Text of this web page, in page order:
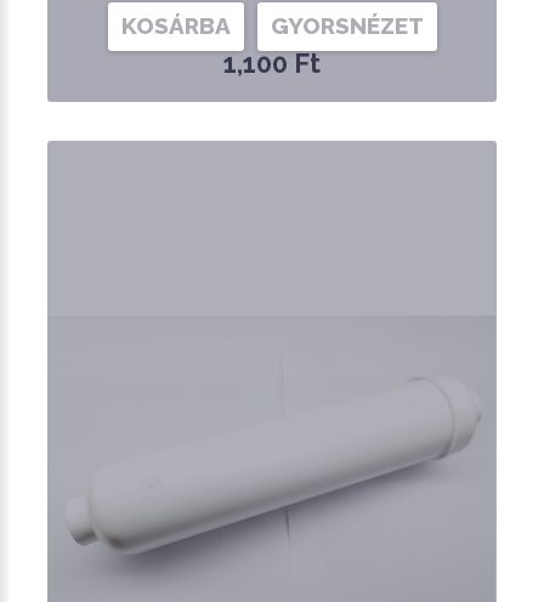
1,100 Ft
KOSÁRBA GYORSNÉZET